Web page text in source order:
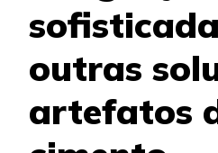
outras
artefatos